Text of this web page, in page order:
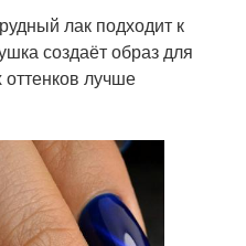
лак подходит к
создаёт образ для
оттенков лучше